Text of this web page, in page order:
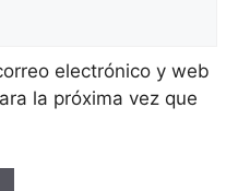
electrónico y web
la próxima vez que